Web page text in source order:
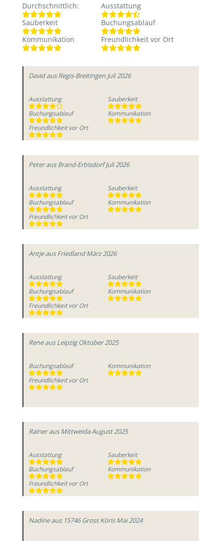
Durchschnittlich:
Ausstattung
Sauberkeit
Buchungsablauf
Kommunikation
Freundlichkeit vor Ort
Davidaus Regis-Breitingen Juli 2026
Ausstattung
Sauberkeit
Buchungsablauf
Kommunikation
Freundlichkeit vor Ort
Peteraus Brand-Erbisdorf Juli 2026
Ausstattung
Sauberkeit
Buchungsablauf
Kommunikation
Freundlichkeit vor Ort
Antjeaus Friedland März 2026
Ausstattung
Sauberkeit
Buchungsablauf
Kommunikation
Freundlichkeit vor Ort
Reneaus Leipzig Oktober 2025
Buchungsablauf
Kommunikation
Freundlichkeit vor Ort
Raineraus Mittweida August 2025
Ausstattung
Sauberkeit
Buchungsablauf
Kommunikation
Freundlichkeit vor Ort
Nadineaus 15746 Gross Köris Mai 2024